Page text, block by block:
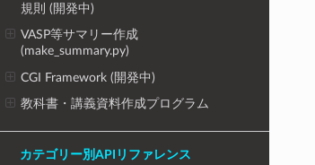
規則 (開発中)
VASP等サマリー作成
(make_summary.py)
CGI Framework (開発中)
教科書・講義資料作成プログラム
カテゴリー別APIリファレンス